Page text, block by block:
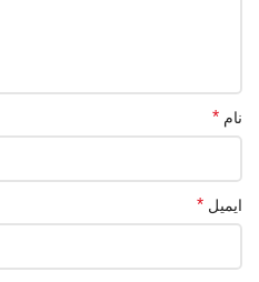
نام *
ایمیل *